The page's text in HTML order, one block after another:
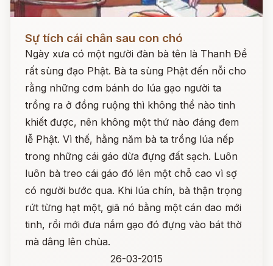
Sự tích cái chân sau con chó
Ngày xưa có một người đàn bà tên là Thanh Đề
rất sùng đạo Phật. Bà ta sùng Phật đến nỗi cho
rằng những cơm bánh do lúa gạo người ta
trồng ra ở đồng ruộng thì không thể nào tinh
khiết được, nên không một thứ nào đáng đem
lễ Phật. Vì thế, hằng năm bà ta trồng lúa nếp
trong những cái gáo dừa đựng đất sạch. Luôn
luôn bà treo cái gáo đó lên một chỗ cao vì sợ
có người bước qua. Khi lúa chín, bà thận trọng
rứt từng hạt một, giã nó bằng một cán dao mới
tinh, rồi mới đưa nắm gạo đó đựng vào bát thờ
mà dâng lên chùa.
26-03-2015